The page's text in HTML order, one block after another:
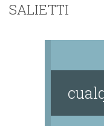
SALIETTI